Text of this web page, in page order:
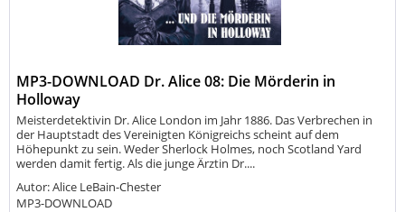
MP3-DOWNLOAD Dr. Alice 08: Die Mörderin in
Holloway
Meisterdetektivin Dr. Alice London im Jahr 1886. Das Verbrechen in
der Hauptstadt des Vereinigten Königreichs scheint auf dem
Höhepunkt zu sein. Weder Sherlock Holmes, noch Scotland Yard
werden damit fertig. Als die junge Ärztin Dr....
Autor: Alice LeBain-Chester
MP3-DOWNLOAD